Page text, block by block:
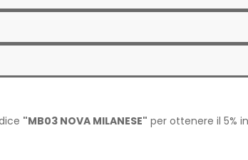
"MB03 NOVA MILANESE" per ottenere il 5% in